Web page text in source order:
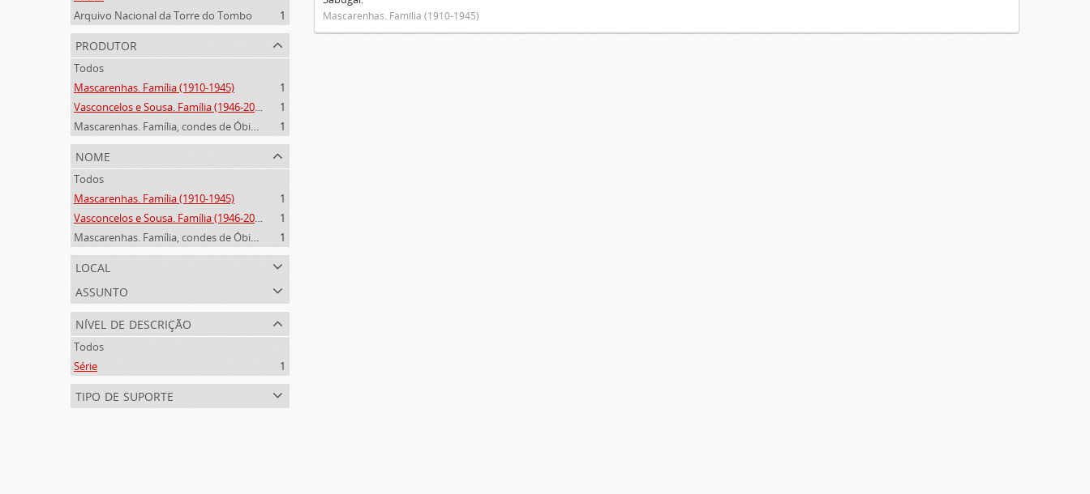
Arquivo Nacional da Torre do Tombo
1
produtor
Todos
Mascarenhas. Família (1910-1945)
1
Vasconcelos e Sousa. Família (1946-2006)
1
Mascarenhas. Família, condes de Óbidos, Palma e Sabugal (1669-1910)
1
nome
Todos
Mascarenhas. Família (1910-1945)
1
Vasconcelos e Sousa. Família (1946-2006)
1
Mascarenhas. Família, condes de Óbidos, Palma e Sabugal (1669-1910)
1
local
assunto
nível de descrição
Todos
Série
1
tipo de suporte
Mascarenhas. Família (1910-1945)